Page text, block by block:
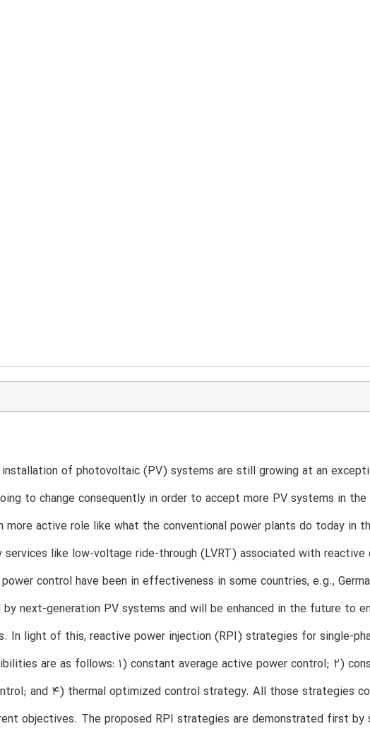
of photovoltaic (PV) systems are still growing at an
to change consequently in order to accept more PV systems in
more active role like what the conventional power plants do today in
services like low-voltage ride-through (LVRT) associated with
control have been in effectiveness in some countries, e.g.,
next-generation PV systems and will be enhanced in the future to
In light of this, reactive power injection (RPI) strategies for single-
are as follows: 1) constant average active power control; 2)
and 4) thermal optimized control strategy. All those strategies
objectives. The proposed RPI strategies are demonstrated first by